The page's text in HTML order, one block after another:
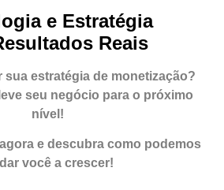
e Estratégia
Reais
sua estratégia de monetização?
leve seu negócio para o próximo
nível!
e descubra como podemos
você a crescer!